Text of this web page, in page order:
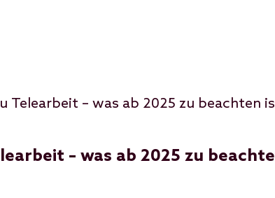
Telearbeit – was ab 2025 zu beachten
– was ab 2025 zu